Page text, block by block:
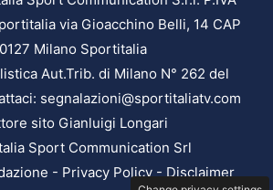
via Gioacchino Belli, 14 CAP
Milano Sportitalia
Aut.Trib. di Milano N° 262 del
segnalazioni@sportitaliatv.com
sito Gianluigi Longari
Sport Communication Srl
- Privacy Policy-Disclaimer